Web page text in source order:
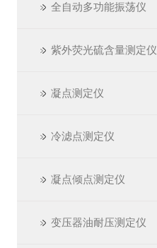
全自动多功能振荡仪
紫外荧光硫含量测定仪
凝点测定仪
冷滤点测定仪
凝点倾点测定仪
变压器油耐压测定仪